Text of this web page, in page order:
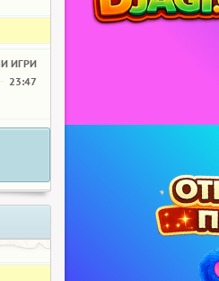
ИГРИ
23:47